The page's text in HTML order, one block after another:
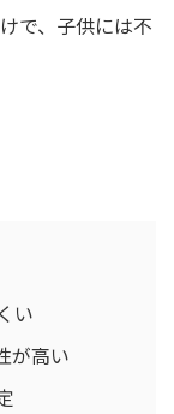
で、子供には不
い
が高い